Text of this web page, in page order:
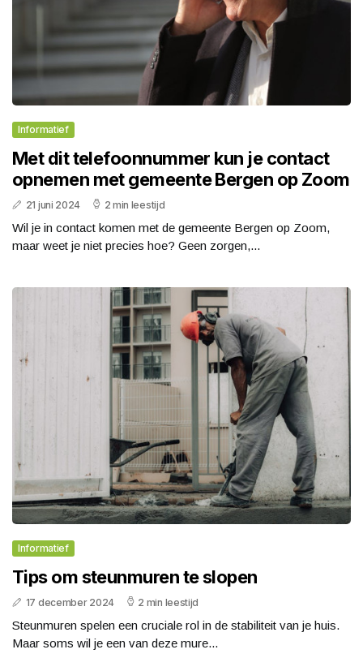
Informatief
Met dit telefoonnummer kun je contact
opnemen met gemeente Bergen op Zoom
21 juni 2024 2 min leestijd
Wil je in contact komen met de gemeente Bergen op Zoom,
maar weet je niet precies hoe? Geen zorgen,...
Informatief
Tips om steunmuren te slopen
17 december 2024 2 min leestijd
Steunmuren spelen een cruciale rol in de stabiliteit van je huis.
Maar soms wil je een van deze mure...